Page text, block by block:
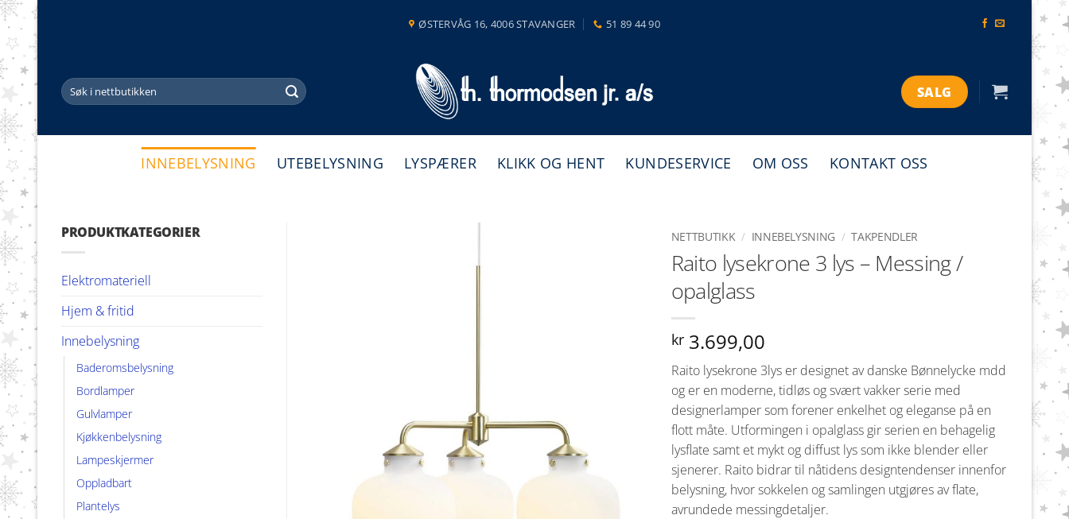
Skip
content
ØSTERVÅG 16, 4006 STAVANGER 51 89 44 90
Søk
etter:
SALG
INNEBELYSNING UTEBELYSNING LYSPÆRER KLIKK OG HENT KUNDESERVICE OM OSS KONTAKT OSS
PRODUKTKATEGORIER
Elektromateriell
Hjem & fritid
Innebelysning
Baderomsbelysning
Bordlamper
Gulvlamper
Kjøkkenbelysning
Lampeskjermer
Oppladbart
Plantelys
NETTBUTIKK / INNEBELYSNING / TAKPENDLER
Raito lysekrone 3 lys – Messing /
opalglass
kr3.699,00
Raito lysekrone 3lys er designet av danske Bønnelycke mdd
og er en moderne, tidløs og svært vakker serie med
designerlamper som forener enkelhet og eleganse på en
flott måte. Utformingen i opalglass gir serien en behagelig
lysflate samt et mykt og diffust lys som ikke blender eller
sjenerer. Raito bidrar til nåtidens designtendenser innenfor
belysning, hvor sokkelen og samlingen utgjøres av flate,
avrundede messingdetaljer.